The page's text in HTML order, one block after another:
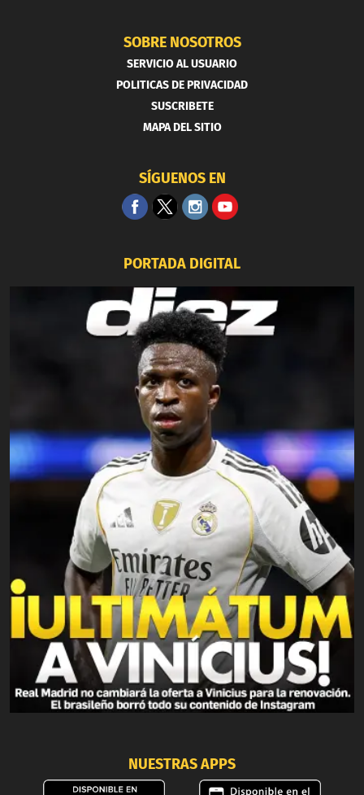
SOBRE NOSOTROS
SERVICIO AL USUARIO
POLITICAS DE PRIVACIDAD
SUSCRIBETE
MAPA DEL SITIO
SÍGUENOS EN
PORTADA DIGITAL
NUESTRAS APPS